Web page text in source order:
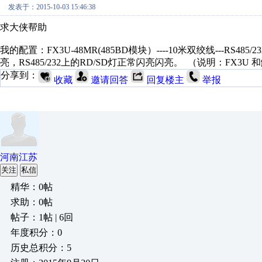
发表于：2015-10-03 15:46:38
求大侠帮助
我的配置：FX3U-48MR(485BD模块）----10米双绞线---RS485/
亮，RS485/232上的RD/SD灯正常闪亮闪亮。 （说明：FX3U
分享到：
收藏 邀请回答 回复楼主 举报
河南江苏
关注 私信
精华：0帖
求助：0帖
帖子：1帖 | 6回
年度积分：0
历史总积分：5